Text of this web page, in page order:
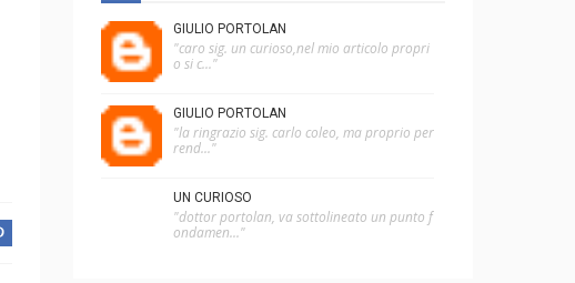
GIULIO PORTOLAN
"caro sig. un curioso,nel mio articolo propri
o si c..."
GIULIO PORTOLAN
"la ringrazio sig. carlo coleo, ma proprio per
rend..."
UN CURIOSO
"dottor portolan, va sottolineato un punto f
ondamen..."